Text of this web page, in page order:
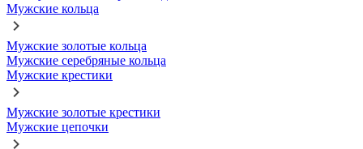
Мужские кольца
Мужские золотые кольца
Мужские серебряные кольца
Мужские крестики
Мужские золотые крестики
Мужские цепочки